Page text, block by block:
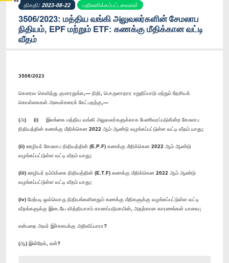
திகதி: 2023-08-22 பதிலளிக்கப்பட்டவைகள்
3506/2023: மத்திய வங்கி அலுவலர்களின் சேமலாப
நிதியம், EPF மற்றும் ETF: கணக்கு மீதிக்கான வட்டி
வீதம்
3506/2023
கௌரவ கெவிந்து குமாரதுங்க,— நிதி, பொருளாதார உறுதிப்பாடு மற்றும் தேசியக்
கொள்கைகள் அமைச்சரைக் கேட்பதற்கு,—
(அ) (i) இலங்கை மத்திய வங்கி அலுவலர்களுக்காக பேணிவரப்படுகின்ற சேமலாப
நிதியத்தின் கணக்கு மீதிக்கென 2022 ஆம் ஆண்டு வழங்கப்பட்டுள்ள வட்டி வீதம் யாது;
(ii) ஊழியர் சேமலாப நிதியத்தின் (E.P.F) கணக்கு மீதிக்கென 2022 ஆம் ஆண்டு
வழங்கப்பட்டுள்ள வட்டி வீதம் யாது;
(iii) ஊழியர் நம்பிக்கை நிதியத்தின் (E.T.F) கணக்கு மீதிக்கென 2022 ஆம் ஆண்டு
வழங்கப்பட்டுள்ள வட்டி வீதம் யாது;
(iv) மேற்படி ஒவ்வொரு நிதியங்களினதும் கணக்கு மீதிகளுக்கு வழங்கப்பட்டுள்ள வட்டி
வீதங்களுக்கு இடையே வித்தியாசம் காணப்படுமாயின், அதற்கான காரணங்கள் யாவை;
என்பதை அவர் இச்சபைக்கு அறிவிப்பாரா?
(ஆ) இன்றேல், ஏன்?